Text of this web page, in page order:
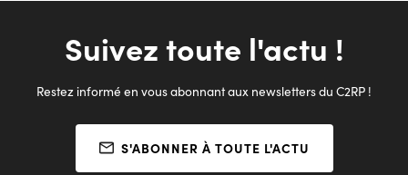
Suivez toute l'actu !
Restez informé en vous abonnant aux newsletters du C2RP !
S'ABONNER À TOUTE L'ACTU